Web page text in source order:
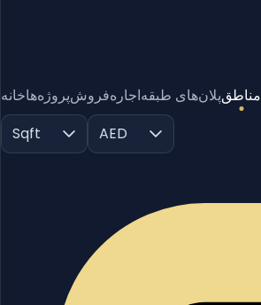
خانهپروژه‌هافروشاجارهپلان‌های طبقهمناطق
Sqft
AED